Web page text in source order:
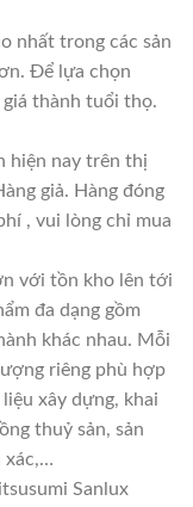
nhất trong các sản
Để lựa chọn
thành tuổi thọ.
hiện nay trên thị
giả. Hàng đóng
, vui lòng chỉ mua
với tồn kho lên tới
đa dạng gồm
khác nhau. Mỗi
riêng phù hợp
xây dựng, khai
thuỷ sản, sản
xác,…
Sanlux